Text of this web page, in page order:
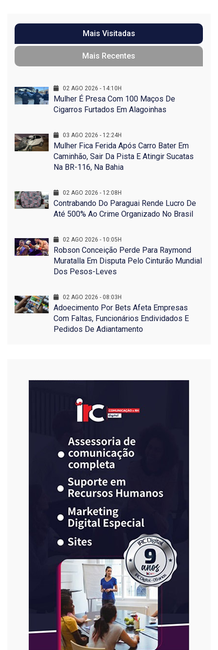
Mais Visitadas
Mais Recentes
02 AGO 2026 - 14:10H
Mulher É Presa Com 100 Maços De
Cigarros Furtados Em Alagoinhas
03 AGO 2026 - 12:24H
Mulher Fica Ferida Após Carro Bater Em
Caminhão, Sair Da Pista E Atingir Sucatas
Na BR-116, Na Bahia
02 AGO 2026 - 12:08H
Contrabando Do Paraguai Rende Lucro De
Até 500% Ao Crime Organizado No Brasil
02 AGO 2026 - 10:05H
Robson Conceição Perde Para Raymond
Muratalla Em Disputa Pelo Cinturão Mundial
Dos Pesos-Leves
02 AGO 2026 - 08:03H
Adoecimento Por Bets Afeta Empresas
Com Faltas, Funcionários Endividados E
Pedidos De Adiantamento